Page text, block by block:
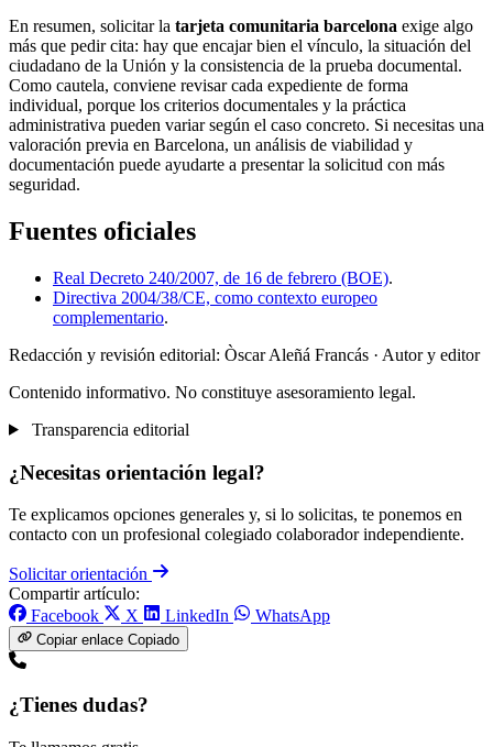
En resumen, solicitar la tarjeta comunitaria barcelona exige algo
más que pedir cita: hay que encajar bien el vínculo, la situación del
ciudadano de la Unión y la consistencia de la prueba documental.
Como cautela, conviene revisar cada expediente de forma
individual, porque los criterios documentales y la práctica
administrativa pueden variar según el caso concreto. Si necesitas una
valoración previa en Barcelona, un análisis de viabilidad y
documentación puede ayudarte a presentar la solicitud con más
seguridad.
Fuentes oficiales
Real Decreto 240/2007, de 16 de febrero (BOE).
Directiva 2004/38/CE, como contexto europeo
complementario.
Redacción y revisión editorial: Òscar Aleñá Francás · Autor y editor
Contenido informativo. No constituye asesoramiento legal.
Transparencia editorial
¿Necesitas orientación legal?
Te explicamos opciones generales y, si lo solicitas, te ponemos en
contacto con un profesional colegiado colaborador independiente.
Solicitar orientación
Compartir artículo:
Facebook
X LinkedIn WhatsApp
Copiar enlace Copiado
¿Tienes dudas?